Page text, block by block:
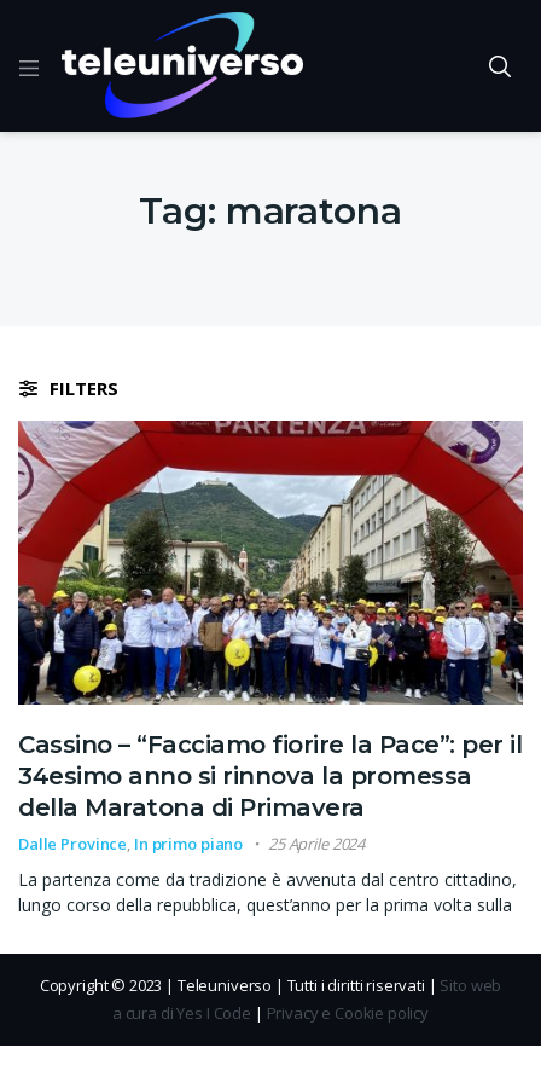
Tag: maratona
FILTERS
Cassino – “Facciamo fiorire la Pace”: per il
34esimo anno si rinnova la promessa
della Maratona di Primavera
Dalle Province, In primo piano 25 Aprile 2024
La partenza come da tradizione è avvenuta dal centro cittadino,
lungo corso della repubblica, quest’anno per la prima volta sulla
Copyright © 2023 | Teleuniverso | Tutti i diritti riservati | Sito web
a cura di Yes I Code | Privacy e Cookie policy